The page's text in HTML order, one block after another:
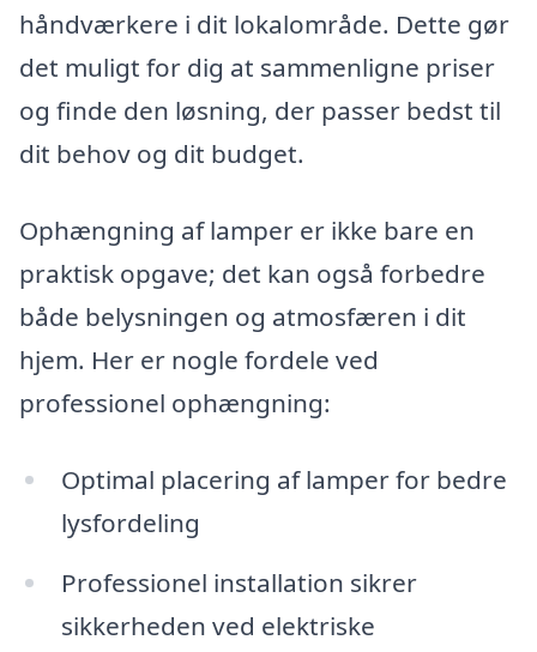
håndværkere i dit lokalområde. Dette gør
det muligt for dig at sammenligne priser
og finde den løsning, der passer bedst til
dit behov og dit budget.
Ophængning af lamper er ikke bare en
praktisk opgave; det kan også forbedre
både belysningen og atmosfæren i dit
hjem. Her er nogle fordele ved
professionel ophængning:
Optimal placering af lamper for bedre
lysfordeling
Professionel installation sikrer
sikkerheden ved elektriske